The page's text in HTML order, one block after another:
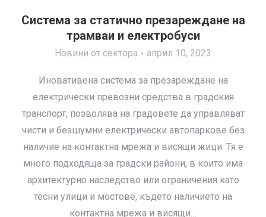
Системa за статично презареждане на
трамваи и електробуси
Новини от сектора април 10, 2023
Иновативенa система за презареждане на
електрически превозни средства в градския
транспорт, позволява на градовете да управляват
чисти и безшумни електрически автопаркове без
наличие на контактна мрежа и висящи жици. Тя е
много подходяща за градски райони, в които има
архитектурно наследство или ограничения като
тесни улици и мостове, където наличието на
контактна мрежа и висящи…